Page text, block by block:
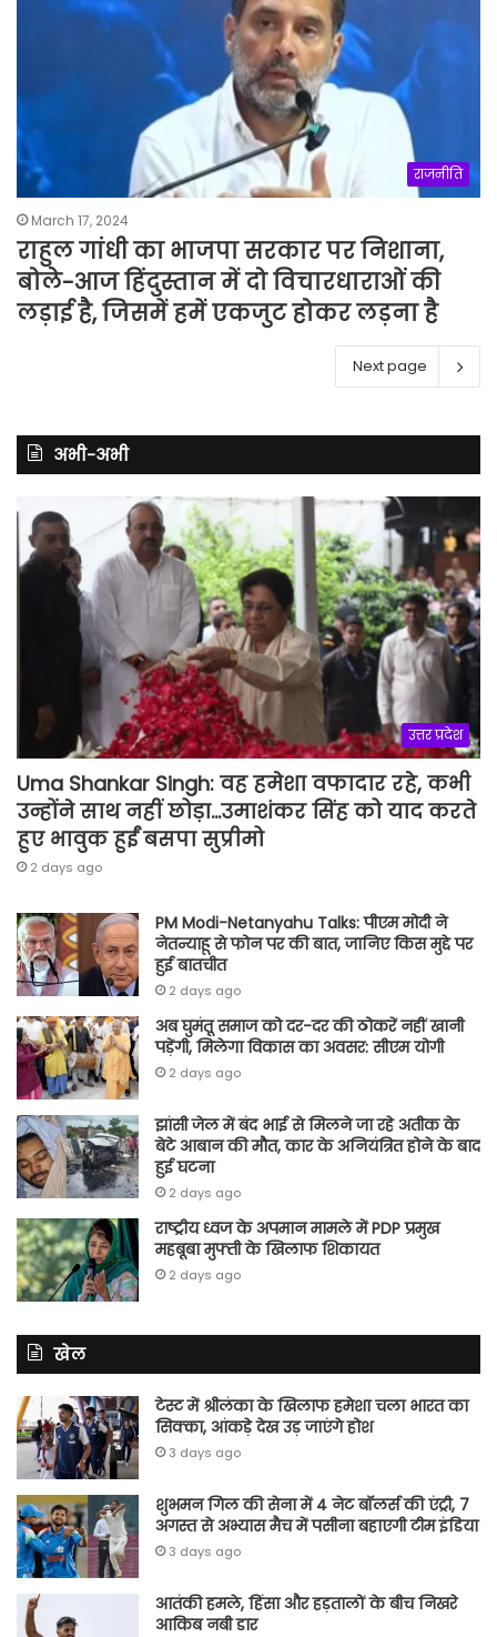
राजनीति
March 17, 2024
राहुल गांधी का भाजपा सरकार पर निशाना,
बोले-आज हिंदुस्तान में दो विचारधाराओं की
लड़ाई है, जिसमें हमें एकजुट होकर लड़ना है
Next page
अभी-अभी
उत्तर प्रदेश
Uma Shankar Singh: वह हमेशा वफादार रहे, कभी
उन्होंने साथ नहीं छोड़ा…उमाशंकर सिंह को याद करते
हुए भावुक हुईं बसपा सुप्रीमो
2 days ago
PM Modi-Netanyahu Talks: पीएम मोदी ने
नेतन्याहू से फोन पर की बात, जानिए किस मुद्दे पर
हुई बातचीत
2 days ago
अब घुमंतू समाज को दर-दर की ठोकरें नहीं खानी
पड़ेंगी, मिलेगा विकास का अवसर: सीएम योगी
2 days ago
झांसी जेल में बंद भाई से मिलने जा रहे अतीक के
बेटे आबान की मौत, कार के अनियंत्रित होने के बाद
हुई घटना
2 days ago
राष्ट्रीय ध्वज के अपमान मामले में PDP प्रमुख
महबूबा मुफ्ती के खिलाफ शिकायत
2 days ago
खेल
टेस्ट में श्रीलंका के खिलाफ हमेशा चला भारत का
सिक्का, आंकड़े देख उड़ जाएंगे होश
3 days ago
शुभमन गिल की सेना में 4 नेट बॉलर्स की एंट्री, 7
अगस्त से अभ्यास मैच में पसीना बहाएगी टीम इंडिया
3 days ago
आतंकी हमले, हिंसा और हड़तालों के बीच निखरे
आकिब नबी डार